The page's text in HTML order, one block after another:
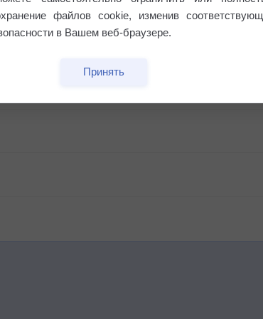
файлов cookie, изменив
в Вашем веб-браузере.
Принять